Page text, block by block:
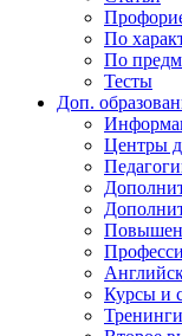
По
По
Тесты
Доп.
Центры
Курсы и
Тренинги